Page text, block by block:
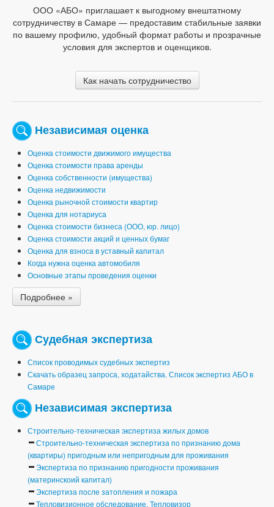
ООО «АБО» приглашает к выгодному внештатному
сотрудничеству в Самаре — предоставим стабильные заявки
по вашему профилю, удобный формат работы и прозрачные
условия для экспертов и оценщиков.
Как начать сотрудничество
Независимая оценка
Оценка стоимости движимого имущества
Оценка стоимости права аренды
Оценка собственности (имущества)
Оценка недвижимости
Оценка рыночной стоимости квартир
Оценка для нотариуса
Оценка стоимости бизнеса (ООО, юр. лицо)
Оценка стоимости акций и ценных бумаг
Оценка для взноса в уставный капитал
Когда нужна оценка автомобиля
Основные этапы проведения оценки
Подробнее »
Судебная экспертиза
Список проводимых судебных экспертиз
Скачать образец запроса, ходатайства. Список экспертиз АБО в
Самаре
Независимая экспертиза
Строительно-техническая экспертиза жилых домов
Строительно-техническая экспертиза по признанию дома
(квартиры) пригодным или непригодным для проживания
Экспертиза по признанию пригодности проживания
(материнскоий капитал)
Экспертиза после затопления и пожара
Тепловизионное обследование. Тепловизор